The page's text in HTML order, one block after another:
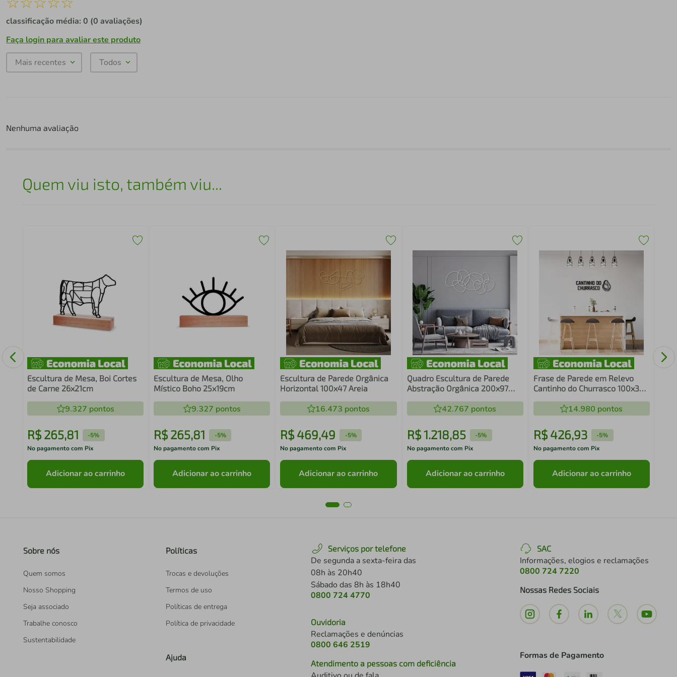
classificação média: 0 (0 avaliações)
Faça login para avaliar este produto
Mais recentes Todos
Nenhuma avaliação
Quem viu isto, também viu...
Escultura de Mesa, Boi Cortes
de Carne 26x21cm
9.327 pontos
R$ 265,81 -5%
No pagamento com Pix
Adicionar ao carrinho
Escultura de Mesa, Olho
Místico Boho 25x19cm
9.327 pontos
R$ 265,81 -5%
No pagamento com Pix
Adicionar ao carrinho
Escultura de Parede Orgânica
Horizontal 100x47 Areia
16.473 pontos
R$469,49 -5%
No pagamento com Pix
Adicionar ao carrinho
Quadro Escultura de Parede
Abstração Orgânica 200x97
42.767 pontos
R$1.218,85 -5%
No pagamento com Pix
Adicionar ao carrinho
Frase de Parede em Relevo
Cantinho do Churrasco 100x33
14.980 pontos
R$ 426,93 -5%
No pagamento com Pix
Adicionar ao carrinho
Sobre nós
Quem somos
Nosso Shopping
Seja associado
Trabalhe conosco
Sustentabilidade
Políticas
Trocas e devoluções
Termos de uso
Políticas de entrega
Política de privacidade
Ajuda
Serviços por telefone
De segunda a sexta-feira das
08h às 20h40
Sábado das 8h às 18h40
0800 724 4770
Ouvidoria
Reclamações e denúncias
0800 646 2519
Atendimento a pessoas com deficiência
SAC
Informações, elogios e reclamações
0800 724 7220
Nossas Redes Sociais
Formas de Pagamento